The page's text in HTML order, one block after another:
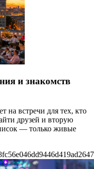
и знакомств
на встречи для тех, кто
друзей и вторую
— только живые